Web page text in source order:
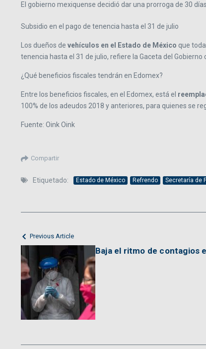
El gobierno mexiquense decidió dar una prorroga de 30
Subsidio en el pago de tenencia hasta el 31 de julio
Los dueños de vehículos en el Estado de México que
tenencia hasta el 31 de julio, refiere la Gaceta del Gobierno
¿Qué beneficios fiscales tendrán en Edomex?
Entre los beneficios fiscales, en el Edomex, está el
100% de los adeudos 2018 y anteriores, para quienes se
Fuente: Oink Oink
Compartir
Etiquetado: Estado de México Refrendo Secretaría de
Previous Article
Baja el ritmo de contagios